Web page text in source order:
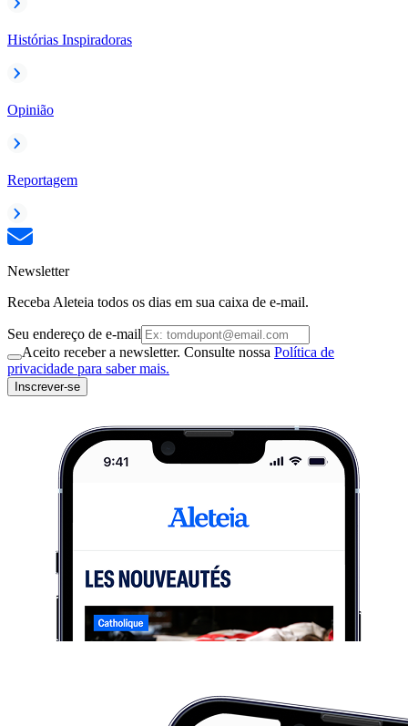
Histórias Inspiradoras
Opinião
Reportagem
Newsletter
Receba Aleteia todos os dias em sua caixa de e-mail.
Seu endereço de e-mail
Aceito receber a newsletter. Consulte nossa Política de
privacidade para saber mais.
Inscrever-se